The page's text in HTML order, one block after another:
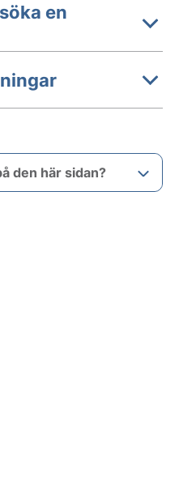
en
den här sidan?